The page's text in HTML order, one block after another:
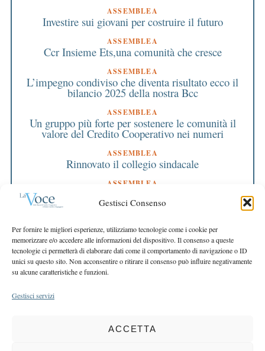
Gestisci Consenso
Per fornire le migliori esperienze, utilizziamo tecnologie come i cookie per
memorizzare e/o accedere alle informazioni del dispositivo. Il consenso a queste
tecnologie ci permetterà di elaborare dati come il comportamento di navigazione o ID
unici su questo sito. Non acconsentire o ritirare il consenso può influire negativamente
su alcune caratteristiche e funzioni.
Gestisci servizi
ACCETTA
ASSEMBLEA
Investire sui giovani per costruire il futuro
ASSEMBLEA
Ccr Insieme Ets,una comunità che cresce
ASSEMBLEA
L’impegno condiviso che diventa risultato ecco il
bilancio 2025 della nostra Bcc
ASSEMBLEA
Un gruppo più forte per sostenere le comunità il
valore del Credito Cooperativo nei numeri
ASSEMBLEA
Rinnovato il collegio sindacale
ASSEMBLEA
Bilancio approvato all’unanimità e 2 milioni
destinati al territorio
EDITORIALE DIRETTORE
Crescere restando riconoscibili
EDITORIALE PRESIDENTE
Costruire futuro insieme
COPYRIGHT 2025 LA VOCE |PRIVACY